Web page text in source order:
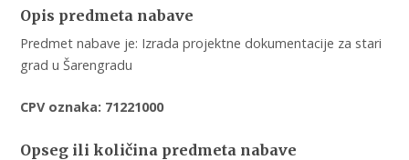
Opis predmeta nabave
Predmet nabave je: Izrada projektne dokumentacije za stari
grad u Šarengradu
CPV oznaka: 71221000
Opseg ili količina predmeta nabave